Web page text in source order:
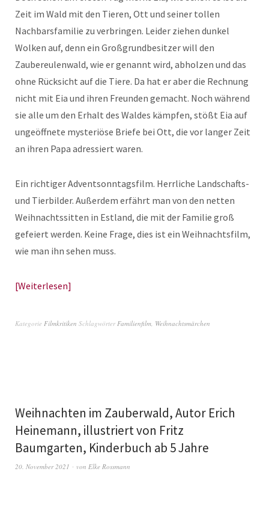
Zeit im Wald mit den Tieren, Ott und seiner tollen
Nachbarsfamilie zu verbringen. Leider ziehen dunkel
Wolken auf, denn ein Großgrundbesitzer will den
Zaubereulenwald, wie er genannt wird, abholzen und das
ohne Rücksicht auf die Tiere. Da hat er aber die Rechnung
nicht mit Eia und ihren Freunden gemacht. Noch während
sie alle um den Erhalt des Waldes kämpfen, stößt Eia auf
ungeöffnete mysteriöse Briefe bei Ott, die vor langer Zeit
an ihren Papa adressiert waren.
Ein richtiger Adventsonntagsfilm. Herrliche Landschafts-
und Tierbilder. Außerdem erfährt man von den netten
Weihnachtssitten in Estland, die mit der Familie groß
gefeiert werden. Keine Frage, dies ist ein Weihnachtsfilm,
wie man ihn sehen muss.
Weiterlesen
Kategorie Filmkritiken SchlagwörterFamilienfilm, Weihnachtsmärchen
Weihnachten im Zauberwald, Autor Erich
Heinemann, illustriert von Fritz
Baumgarten, Kinderbuch ab 5 Jahre
20. November 2021 von Elke Rossmann